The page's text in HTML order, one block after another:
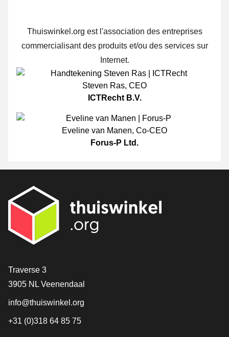
Thuiswinkel.org est l'association des entreprises
commercialisant des produits et/ou des services sur
Internet.
Steven Ras, CEO
ICTRecht B.V.
Eveline van Manen, Co-CEO
Forus-P Ltd.
[_General:Contact]
Traverse 3
3905 NL Veenendaal
info@thuiswinkel.org
+31 (0)318 64 85 75